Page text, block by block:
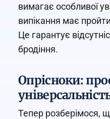
вимагає особливої
випікання має
Це гарантує
бродіння.
Опрісноки:
Тепер розберімося,